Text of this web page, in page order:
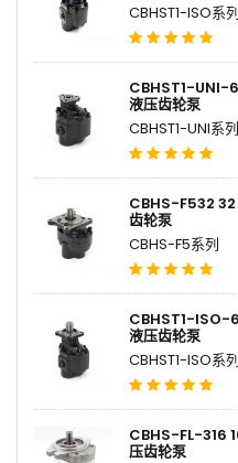
CBHST1-ISO系列
CBHST1-UNI-
液压齿轮泵
CBHST1-UNI系列
CBHS-F532
齿轮泵
CBHS-F5系列
CBHST1-ISO-
液压齿轮泵
CBHST1-ISO系列
CBHS-FL-316
压齿轮泵